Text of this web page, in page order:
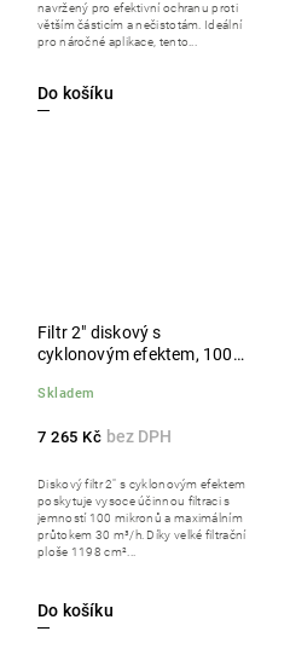
Do košíku
navržený pro efektivní ochranu proti
větším částicím a nečistotám. Ideální
pro náročné aplikace, tento...
Filtr 2" diskový s
cyklonovým efektem, 100
090502m100
Skladem
7 265 Kč
Do košíku
Diskový filtr 2" s cyklonovým efektem
poskytuje vysoce účinnou filtraci s
jemností 100 mikronů a maximálním
průtokem 30 m³/h. Díky velké filtrační
ploše 1198 cm²...